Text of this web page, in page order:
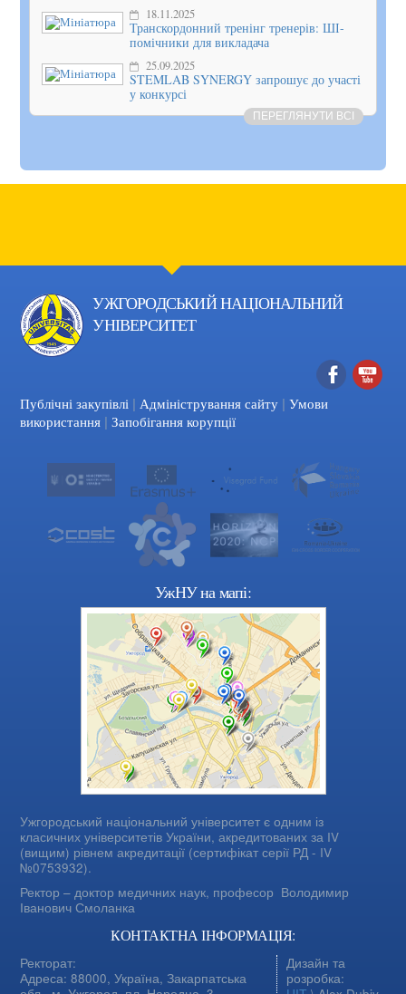
18.11.2025
Транскордонний тренінг тренерів: ШІ-
помічники для викладача
25.09.2025
STEMLAB SYNERGY запрошує до участі
у конкурсі
ПЕРЕГЛЯНУТИ ВСІ
УЖГОРОДСЬКИЙ НАЦІОНАЛЬНИЙ
УНІВЕРСИТЕТ
Facebook
Публічні закупівлі | Адміністрування сайту | Умови
використання | Запобігання корупції
УжНУ на мапі:
Ужгородський національний університет є одним із
класичних університетів України, акредитованих за IV
(вищим) рівнем акредитації (сертифікат серії РД - IV
№0753932).
Ректор – доктор медичних наук, професор Володимир
Іванович Смоланка
КОНТАКТНА ІНФОРМАЦІЯ:
Ректорат:
Адреса: 88000, Україна, Закарпатська
Дизайн та
розробка: